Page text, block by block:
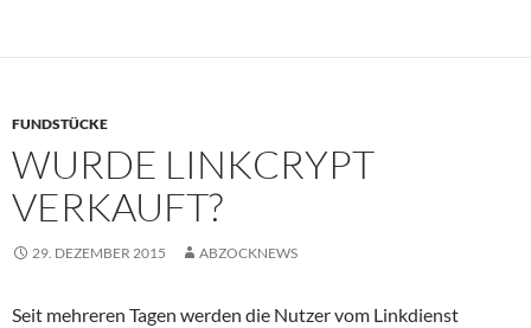
FUNDSTÜCKE
WURDE LINKCRYPT
VERKAUFT?
29. DEZEMBER 2015 ABZOCKNEWS
Seit mehreren Tagen werden die Nutzer vom Linkdienst